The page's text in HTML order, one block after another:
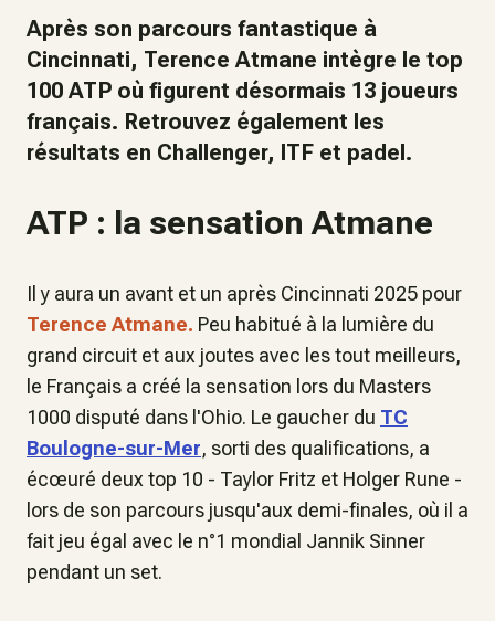
Après son parcours fantastique à
Cincinnati, Terence Atmane intègre le top
100 ATP où figurent désormais 13 joueurs
français. Retrouvez également les
résultats en Challenger, ITF et padel.
ATP : la sensation Atmane
Il y aura un avant et un après Cincinnati 2025 pour
Terence Atmane. Peu habitué à la lumière du
grand circuit et aux joutes avec les tout meilleurs,
le Français a créé la sensation lors du Masters
1000 disputé dans l'Ohio. Le gaucher du TC
Boulogne-sur-Mer, sorti des qualifications, a
écœuré deux top 10 - Taylor Fritz et Holger Rune -
lors de son parcours jusqu'aux demi-finales, où il a
fait jeu égal avec le n°1 mondial Jannik Sinner
pendant un set.